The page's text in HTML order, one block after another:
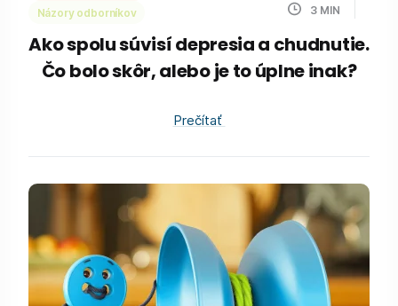
Názory odborníkov
3 MIN
Ako spolu súvisí depresia a chudnutie.
Čo bolo skôr, alebo je to úplne inak?
Prečítať